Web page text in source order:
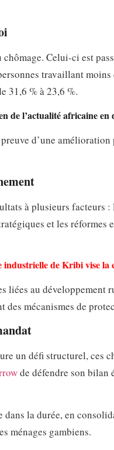
Celui-ci est
travaillant
31,6 % à 23,6 %.
de l’actualité africaine
d’une
à plusieurs facteurs
et les réformes
de Kribi vise la
liées au
des mécanismes de
un défi structurel,
de défendre son bilan
la durée, en
ménages gambiens.